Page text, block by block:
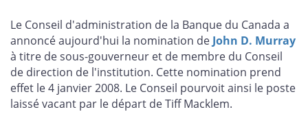
Facebook
X
LinkedIncourriel
Le Conseil d'administration de la Banque du Canada a
annoncé aujourd'hui la nomination de John D. Murray
à titre de sous-gouverneur et de membre du Conseil
de direction de l'institution. Cette nomination prend
effet le 4 janvier 2008. Le Conseil pourvoit ainsi le poste
laissé vacant par le départ de Tiff Macklem.